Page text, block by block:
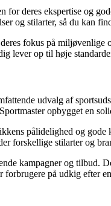
for deres ekspertise og
og stilarter, så du kan
fokus på
lever op til høje
udvalg af
opbygget en
pålidelighed og
forskellige stilarter og
kampagner og tilbud.
på udkig efter